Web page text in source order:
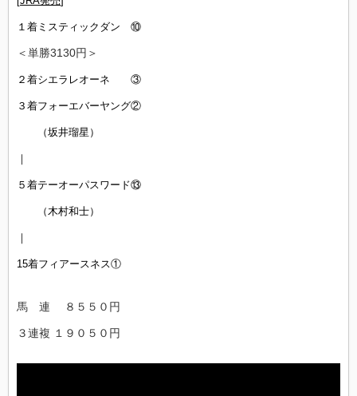
１着ミスティックダン ⑩
＜単勝3130円＞
２着シエラレオーネ ③
３着フォーエバーヤング②
（坂井瑠星）
｜
５着テーオーパスワード⑬
（木村和士）
｜
15着フィアースネス①
馬 連 ８５５０円
３連複 １９０５０円